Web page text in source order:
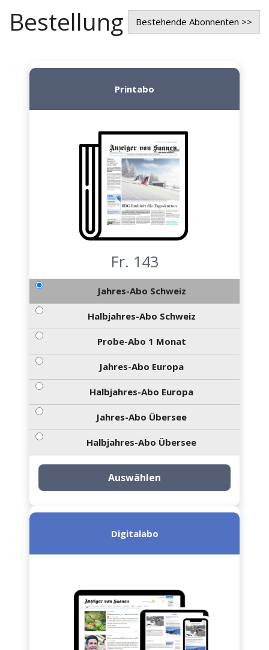
Bestellung Bestehende Abonnenten >>
Printabo
Fr. 143
Jahres-Abo Schweiz
Halbjahres-Abo Schweiz
Probe-Abo 1 Monat
Jahres-Abo Europa
Halbjahres-Abo Europa
Jahres-Abo Übersee
Halbjahres-Abo Übersee
Auswählen
Digitalabo